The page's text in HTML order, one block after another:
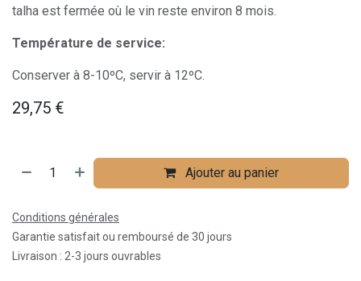
talha est fermée où le vin reste environ 8 mois.
Température de service:
Conserver à 8-10ºC, servir à 12ºC.
29,75 €
Ajouter au panier
Conditions générales
Garantie satisfait ou remboursé de 30 jours
Livraison : 2-3 jours ouvrables